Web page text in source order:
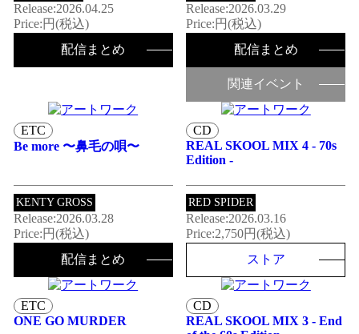
Release:2026.04.25
Price:円(税込)
配信まとめ
Release:2026.03.29
Price:円(税込)
配信まとめ
関連イベント
ETC
Be more 〜鼻毛の唄〜
KENTY GROSS
Release:2026.03.28
Price:円(税込)
配信まとめ
CD
REAL SKOOL MIX 4 - 70s
Edition -
RED SPIDER
Release:2026.03.16
Price:2,750円(税込)
ストア
ETC
ONE GO MURDER
CD
REAL SKOOL MIX 3 - End